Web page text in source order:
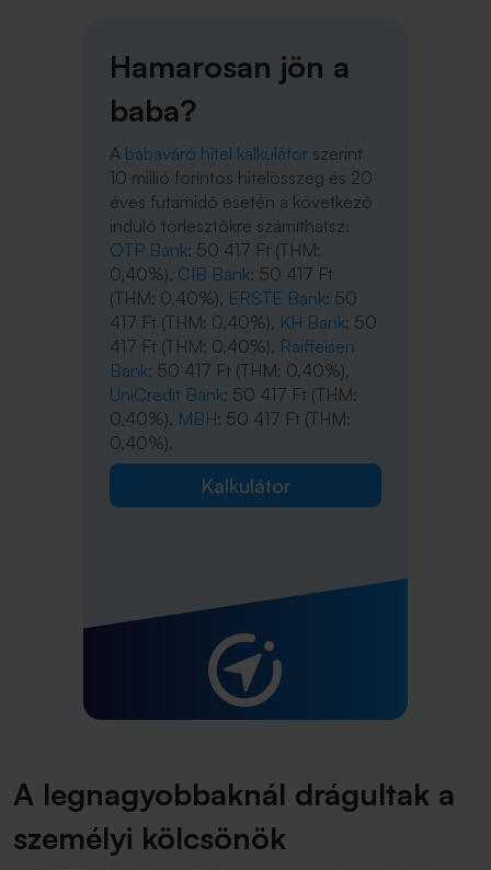
Hamarosan jön a
baba?
A babaváró hitel kalkulátor szerint
10 millió forintos hitelösszeg és 20
éves futamidő esetén a következő
induló törlesztőkre számíthatsz:
OTP Bank: 50 417 Ft (THM:
0,40%), CIB Bank: 50 417 Ft
(THM: 0,40%), ERSTE Bank: 50
417 Ft (THM: 0,40%), KH Bank: 50
417 Ft (THM: 0,40%), Raiffeisen
Bank: 50 417 Ft (THM: 0,40%),
UniCredit Bank: 50 417 Ft (THM:
0,40%), MBH: 50 417 Ft (THM:
0,40%).
Kalkulátor
A legnagyobbaknál drágultak a
személyi kölcsönök